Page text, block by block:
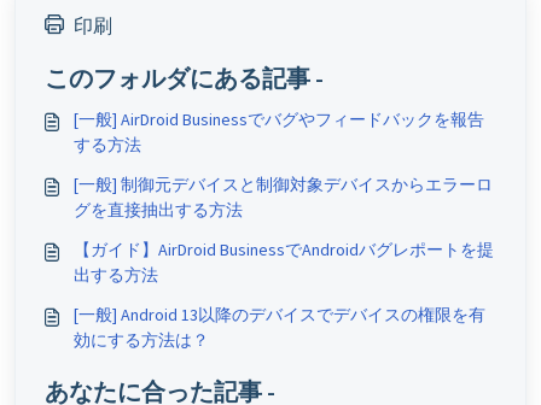
印刷
このフォルダにある記事 -
[一般] AirDroid Businessでバグやフィードバックを報告
する方法
[一般] 制御元デバイスと制御対象デバイスからエラーロ
グを直接抽出する方法
【ガイド】AirDroid BusinessでAndroidバグレポートを提
出する方法
[一般] Android 13以降のデバイスでデバイスの権限を有
効にする方法は？
あなたに合った記事 -